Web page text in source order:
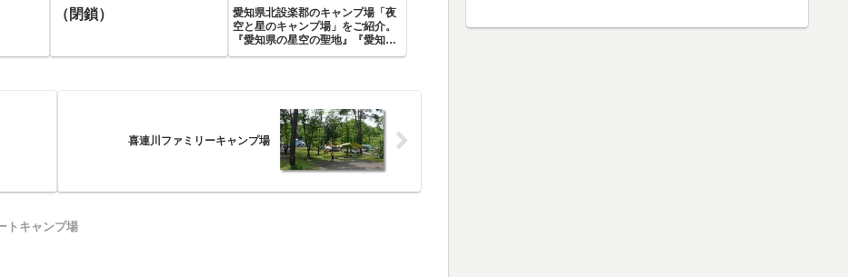
（閉鎖）
愛知県北設楽郡のキャンプ場「夜
空と星のキャンプ場」をご紹介。
『愛知県の星空の聖地』『愛知県
喜連川ファミリーキャンプ場
トキャンプ場